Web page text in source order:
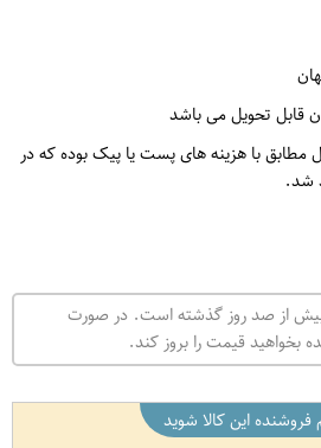
قابل تحویل می باشد
مطابق با هزینه های پست یا پیک بوده که در
شد.
بیش از صد روز گذشته است. در صورت
بخواهید قیمت را بروز کند.
این کالا شوید